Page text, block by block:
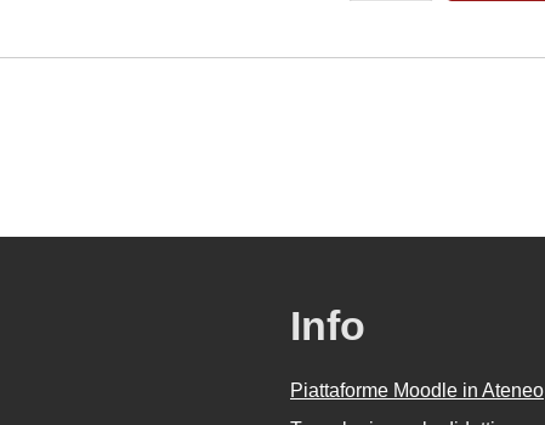
Info
Piattaforme Moodle in Ateneo